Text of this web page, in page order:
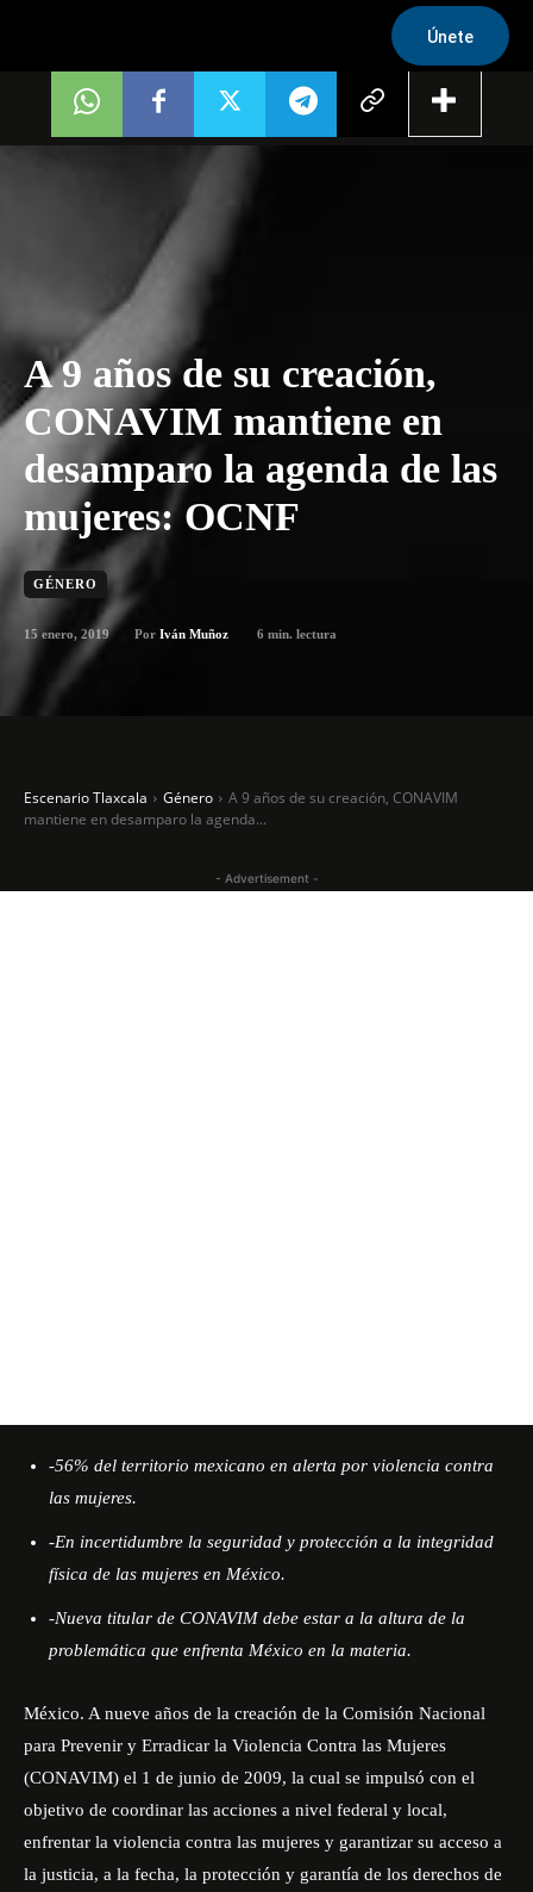
Únete
A 9 años de su creación,
CONAVIM mantiene en
desamparo la agenda de las
mujeres: OCNF
GÉNERO
15 enero, 2019 Por Iván Muñoz 6 min. lectura
Escenario Tlaxcala Género
A 9 años de su creación, CONAVIM
mantiene en desamparo la agenda...
- Advertisement -
-56% del territorio mexicano en alerta por violencia contra
las mujeres.
-En incertidumbre la seguridad y protección a la integridad
física de las mujeres en México.
-Nueva titular de CONAVIM debe estar a la altura de la
problemática que enfrenta México en la materia.
México. A nueve años de la creación de la Comisión Nacional
para Prevenir y Erradicar la Violencia Contra las Mujeres
(CONAVIM) el 1 de junio de 2009, la cual se impulsó con el
objetivo de coordinar las acciones a nivel federal y local,
enfrentar la violencia contra las mujeres y garantizar su acceso a
la justicia, a la fecha, la protección y garantía de los derechos de